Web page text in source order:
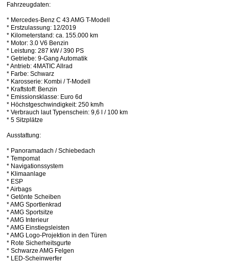
Fahrzeugdaten:
* Mercedes-Benz C 43 AMG T-Modell
* Erstzulassung: 12/2019
* Kilometerstand: ca. 155.000 km
* Motor: 3.0 V6 Benzin
* Leistung: 287 kW / 390 PS
* Getriebe: 9-Gang Automatik
* Antrieb: 4MATIC Allrad
* Farbe: Schwarz
* Karosserie: Kombi / T-Modell
* Kraftstoff: Benzin
* Emissionsklasse: Euro 6d
* Höchstgeschwindigkeit: 250 km/h
* Verbrauch laut Typenschein: 9,6 l / 100 km
* 5 Sitzplätze
Ausstattung:
* Panoramadach / Schiebedach
* Tempomat
* Navigationssystem
* Klimaanlage
* ESP
* Airbags
* Getönte Scheiben
* AMG Sportlenkrad
* AMG Sportsitze
* AMG Interieur
* AMG Einstiegsleisten
* AMG Logo-Projektion in den Türen
* Rote Sicherheitsgurte
* Schwarze AMG Felgen
* LED-Scheinwerfer